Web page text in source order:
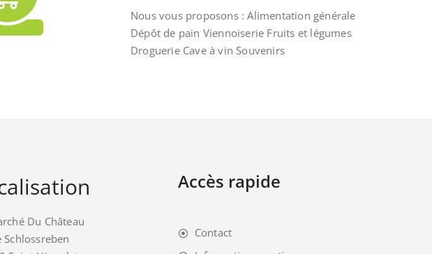
Nous vous proposons : Alimentation générale
Dépôt de pain Viennoiserie Fruits et légumes
Droguerie Cave à vin Souvenirs
Du Château
Schlossreben
Accès rapide
Contact